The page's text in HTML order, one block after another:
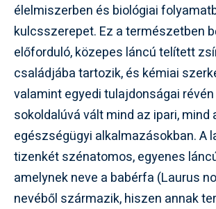
élelmiszerben és biológiai
kulcsszerepet. Ez a természetben
előforduló, közepes láncú telített
családjába tartozik, és kémiai
valamint egyedi tulajdonságai
sokoldalúvá vált mind az ipari, mind
egészségügyi alkalmazásokban. A
tizenkét szénatomos, egyenes
amelynek neve a babérfa (Laurus
nevéből származik, hiszen annak